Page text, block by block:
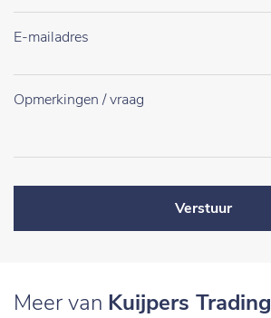
Verstuur
Meer van Kuijpers Trading